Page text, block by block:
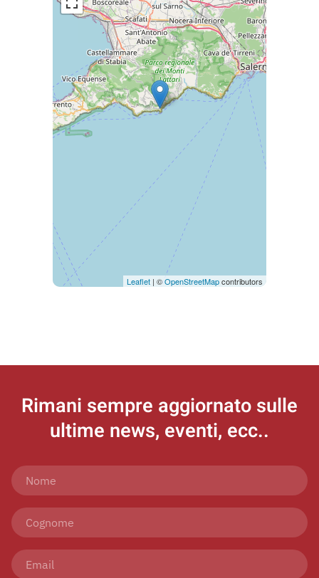
Leaflet | ©OpenStreetMapcontributors
Rimani sempre aggiornato sulle
ultime news, eventi, ecc..